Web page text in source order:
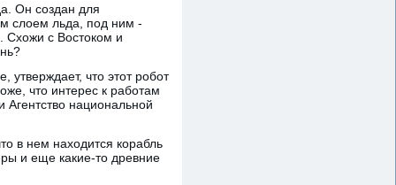
Он создан для
слоем льда, под ним -
Схожи с Востоком и
утверждает, что этот робот
что интерес к работам
Агентство национальной
в нем находится корабль
и еще какие-то древние